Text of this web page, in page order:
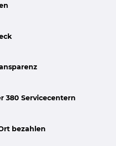
380 Servicecentern
bezahlen